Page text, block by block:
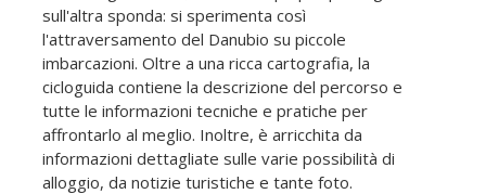
sull'altra sponda: si sperimenta così
l'attraversamento del Danubio su piccole
imbarcazioni. Oltre a una ricca cartografia, la
cicloguida contiene la descrizione del percorso e
tutte le informazioni tecniche e pratiche per
affrontarlo al meglio. Inoltre, è arricchita da
informazioni dettagliate sulle varie possibilità di
alloggio, da notizie turistiche e tante foto.